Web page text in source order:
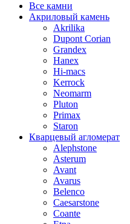
Все камни
Акриловый камень
Akrilika
Dupont Corian
Grandex
Hanex
Hi-macs
Kerrock
Neomarm
Pluton
Primax
Staron
Кварцевый агломерат
Alephstone
Asterum
Avant
Avarus
Belenco
Caesarstone
Coante